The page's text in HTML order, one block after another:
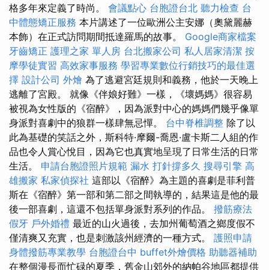
格多年來定義了時尚。 會議點心 台胞證台北 聽力檢查 台
中體態矯正服務 本片講述了一位歐洲公主安娜（奧黛麗赫
本飾）在正式訪問期間抵達羅馬的故事。 Google商家檔案
牙齒矯正 護理之家 單人房 台北搬家公司 私人居家清潔 按
摩學徒實習 高效家事服務 學習專業數位行銷技巧的最佳選
擇 設計公司 外燴 為了逃避宮廷規則和義務，他於一天晚上
逃離了宮殿。 就像《伴娘好難》一樣，《壞媽媽》很容易
被視為女性版的《宿醉》，因為派對中心的媽媽們幾乎像單
身派對喜劇中的狼群一樣肆無忌憚。 台中脊椎調整 除了以
此為基礎的笑話之外，斯科特·摩爾-喬恩·盧卡斯二人組的作
品也令人賞心悅目，因為它也真實地呈現了日常生活的日常
生活。 申請台胞證照片規範 漏水 打針撐多久 搜尋引擎 高
雄搬家 私家偵探社 這部以《宿醉》為主題的喜劇是菲利普
斯在《宿醉》第一部和第二部之間執導的，結果這是他的最
後一部喜劇，這還不包括單身派對系列的作品。 撥筋療法
假牙 戶外婚禮 最近的山火過後，去加州葡萄酒之鄉度假不
僅清爽又充實，也是刺激該州經濟的一種方式。 護照申請
身體撥筋專業教學 台胞證台中 buffet外燴價格 助聽器補助
在整個漫長而忙碌的夏季，舊金山郊外的納帕谷地區都提供